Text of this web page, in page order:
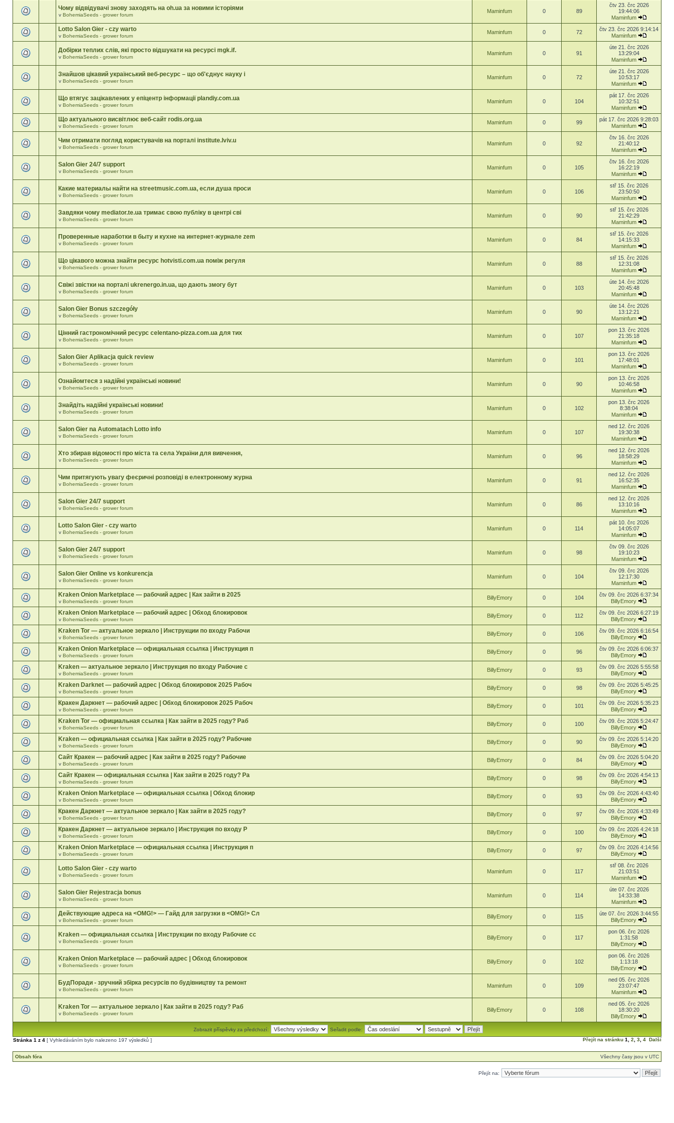
Чому відвідувачі знову заходять на oh.ua за новими історіями
v BohemiaSeeds - grower forum
Maminfum 0 89
čtv 23. črc 2026
19:44:06
Maminfum
Lotto Salon Gier - czy warto
v BohemiaSeeds - grower forum
Maminfum 0 72
čtv 23. črc 2026 9:14:14
Maminfum
Добірки теплих слів, які просто відшукати на ресурсі mgk.if.
v BohemiaSeeds - grower forum
Maminfum 0 91
úte 21. črc 2026
13:29:04
Maminfum
Знайшов цікавий український веб-ресурс – що об'єднує науку і
v BohemiaSeeds - grower forum
Maminfum 0 72
úte 21. črc 2026
10:53:17
Maminfum
Що втягує зацікавлених у епіцентр інформації plandiy.com.ua
v BohemiaSeeds - grower forum
Maminfum 0 104
pát 17. črc 2026
10:32:51
Maminfum
Що актуального висвітлює веб-сайт rodis.org.ua
v BohemiaSeeds - grower forum
Maminfum 0 99
pát 17. črc 2026 9:28:03
Maminfum
Чим отримати погляд користувачів на порталі institute.lviv.u
v BohemiaSeeds - grower forum
Maminfum 0 92
čtv 16. črc 2026
21:40:12
Maminfum
Salon Gier 24/7 support
v BohemiaSeeds - grower forum
Maminfum 0 105
čtv 16. črc 2026
16:22:19
Maminfum
Какие материалы найти на streetmusic.com.ua, если душа проси
v BohemiaSeeds - grower forum
Maminfum 0 106
stř 15. črc 2026
23:50:50
Maminfum
Завдяки чому mediator.te.ua тримає свою публіку в центрі сві
v BohemiaSeeds - grower forum
Maminfum 0 90
stř 15. črc 2026
21:42:29
Maminfum
Проверенные наработки в быту и кухне на интернет-журнале zem
v BohemiaSeeds - grower forum
Maminfum 0 84
stř 15. črc 2026
14:15:33
Maminfum
Що цікавого можна знайти ресурс hotvisti.com.ua поміж регуля
v BohemiaSeeds - grower forum
Maminfum 0 88
stř 15. črc 2026
12:31:08
Maminfum
Свіжі звістки на порталі ukrenergo.in.ua, що дають змогу бут
v BohemiaSeeds - grower forum
Maminfum 0 103
úte 14. črc 2026
20:45:48
Maminfum
Salon Gier Bonus szczegóły
v BohemiaSeeds - grower forum
Maminfum 0 90
úte 14. črc 2026
13:12:21
Maminfum
Цінний гастрономічний ресурс celentano-pizza.com.ua для тих
v BohemiaSeeds - grower forum
Maminfum 0 107
pon 13. črc 2026
21:35:18
Maminfum
Salon Gier Aplikacja quick review
v BohemiaSeeds - grower forum
Maminfum 0 101
pon 13. črc 2026
17:48:01
Maminfum
Ознайомтеся з надійні українські новини!
v BohemiaSeeds - grower forum
Maminfum 0 90
pon 13. črc 2026
10:46:58
Maminfum
Знайдіть надійні українські новини!
v BohemiaSeeds - grower forum
Maminfum 0 102
pon 13. črc 2026
8:38:04
Maminfum
Salon Gier na Automatach Lotto info
v BohemiaSeeds - grower forum
Maminfum 0 107
ned 12. črc 2026
19:30:38
Maminfum
Хто збирав відомості про міста та села України для вивчення,
v BohemiaSeeds - grower forum
Maminfum 0 96
ned 12. črc 2026
18:58:29
Maminfum
Чим притягують увагу феєричні розповіді в електронному журна
v BohemiaSeeds - grower forum
Maminfum 0 91
ned 12. črc 2026
16:52:35
Maminfum
Salon Gier 24/7 support
v BohemiaSeeds - grower forum
Maminfum 0 86
ned 12. črc 2026
13:10:16
Maminfum
Lotto Salon Gier - czy warto
v BohemiaSeeds - grower forum
Maminfum 0 114
pát 10. črc 2026
14:05:07
Maminfum
Salon Gier 24/7 support
v BohemiaSeeds - grower forum
Maminfum 0 98
čtv 09. črc 2026
19:10:23
Maminfum
Salon Gier Online vs konkurencja
v BohemiaSeeds - grower forum
Maminfum 0 104
čtv 09. črc 2026
12:17:30
Maminfum
Kraken Onion Marketplace — рабочий адрес | Как зайти в 2025
v BohemiaSeeds - grower forum
BillyEmory 0 104
čtv 09. črc 2026 6:37:34
BillyEmory
Kraken Onion Marketplace — рабочий адрес | Обход блокировок
v BohemiaSeeds - grower forum
BillyEmory 0 112
čtv 09. črc 2026 6:27:19
BillyEmory
Kraken Tor — актуальное зеркало | Инструкции по входу Рабочи
v BohemiaSeeds - grower forum
BillyEmory 0 106
čtv 09. črc 2026 6:16:54
BillyEmory
Kraken Onion Marketplace — официальная ссылка | Инструкция п
v BohemiaSeeds - grower forum
BillyEmory 0 96
čtv 09. črc 2026 6:06:37
BillyEmory
Kraken — актуальное зеркало | Инструкция по входу Рабочие с
v BohemiaSeeds - grower forum
BillyEmory 0 93
čtv 09. črc 2026 5:55:58
BillyEmory
Kraken Darknet — рабочий адрес | Обход блокировок 2025 Рабоч
v BohemiaSeeds - grower forum
BillyEmory 0 98
čtv 09. črc 2026 5:45:25
BillyEmory
Кракен Даркнет — рабочий адрес | Обход блокировок 2025 Рабоч
v BohemiaSeeds - grower forum
BillyEmory 0 101
čtv 09. črc 2026 5:35:23
BillyEmory
Kraken Tor — официальная ссылка | Как зайти в 2025 году? Раб
v BohemiaSeeds - grower forum
BillyEmory 0 100
čtv 09. črc 2026 5:24:47
BillyEmory
Kraken — официальная ссылка | Как зайти в 2025 году? Рабочие
v BohemiaSeeds - grower forum
BillyEmory 0 90
čtv 09. črc 2026 5:14:20
BillyEmory
Сайт Кракен — рабочий адрес | Как зайти в 2025 году? Рабочие
v BohemiaSeeds - grower forum
BillyEmory 0 84
čtv 09. črc 2026 5:04:20
BillyEmory
Сайт Кракен — официальная ссылка | Как зайти в 2025 году? Ра
v BohemiaSeeds - grower forum
BillyEmory 0 98
čtv 09. črc 2026 4:54:13
BillyEmory
Kraken Onion Marketplace — официальная ссылка | Обход блокир
v BohemiaSeeds - grower forum
BillyEmory 0 93
čtv 09. črc 2026 4:43:40
BillyEmory
Кракен Даркнет — актуальное зеркало | Как зайти в 2025 году?
v BohemiaSeeds - grower forum
BillyEmory 0 97
čtv 09. črc 2026 4:33:49
BillyEmory
Кракен Даркнет — актуальное зеркало | Инструкция по входу Р
v BohemiaSeeds - grower forum
BillyEmory 0 100
čtv 09. črc 2026 4:24:18
BillyEmory
Kraken Onion Marketplace — официальная ссылка | Инструкция п
v BohemiaSeeds - grower forum
BillyEmory 0 97
čtv 09. črc 2026 4:14:56
BillyEmory
Lotto Salon Gier - czy warto
v BohemiaSeeds - grower forum
Maminfum 0 117
stř 08. črc 2026
21:03:51
Maminfum
Salon Gier Rejestracja bonus
v BohemiaSeeds - grower forum
Maminfum 0 114
úte 07. črc 2026
14:33:38
Maminfum
Действующие адреса на <OMG!> — Гайд для загрузки в <OMG!> Сл
v BohemiaSeeds - grower forum
BillyEmory 0 115
úte 07. črc 2026 3:44:55
BillyEmory
Kraken — официальная ссылка | Инструкции по входу Рабочие сс
v BohemiaSeeds - grower forum
BillyEmory 0 117
pon 06. črc 2026
1:31:58
BillyEmory
Kraken Onion Marketplace — рабочий адрес | Обход блокировок
v BohemiaSeeds - grower forum
BillyEmory 0 102
pon 06. črc 2026
1:13:18
BillyEmory
БудПоради - зручний збірка ресурсів по будівництву та ремонт
v BohemiaSeeds - grower forum
Maminfum 0 109
ned 05. črc 2026
23:07:47
Maminfum
Kraken Tor — актуальное зеркало | Как зайти в 2025 году? Раб
v BohemiaSeeds - grower forum
BillyEmory 0 108
ned 05. črc 2026
18:30:20
BillyEmory
Zobrazit příspěvky za předchozí:
Seřadit podle:
Stránka 1 z 4 [ Vyhledáváním bylo nalezeno 197 výsledků ] Přejít na stránku 1 2 3 4 Další
Obsah fóra Všechny časy jsou v UTC
Přejít na: